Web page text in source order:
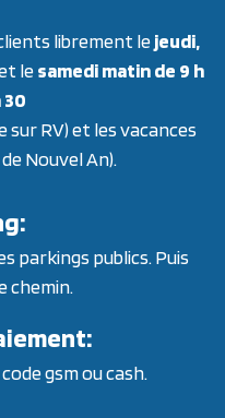
librement lejeudi,
lesamedi matin de 9 h
30
RV) et les vacances
Nouvel An).
parkings publics. Puis
chemin.
gsm ou cash.